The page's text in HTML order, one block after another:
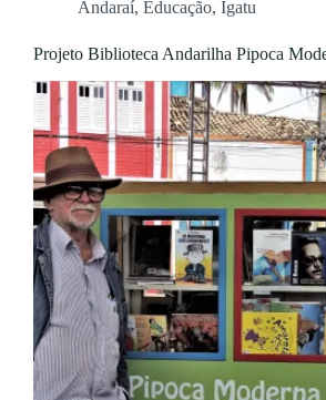
Andaraí, Educação, Igatu
Projeto Biblioteca Andarilha Pipoca